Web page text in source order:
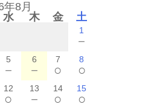
年8月
水 木 金 土
1
－
5
－
6
－
7
○
8
○
12
○
13
－
14
○
15
○